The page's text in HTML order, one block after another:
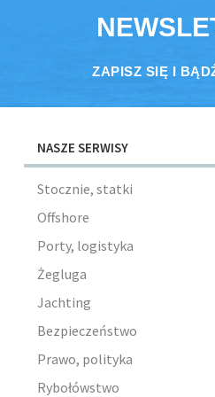
ZAPISZ SIĘ I
NASZE SERWISY
Stocznie, statki
Offshore
Porty, logistyka
Żegluga
Jachting
Bezpieczeństwo
Prawo, polityka
Rybołówstwo